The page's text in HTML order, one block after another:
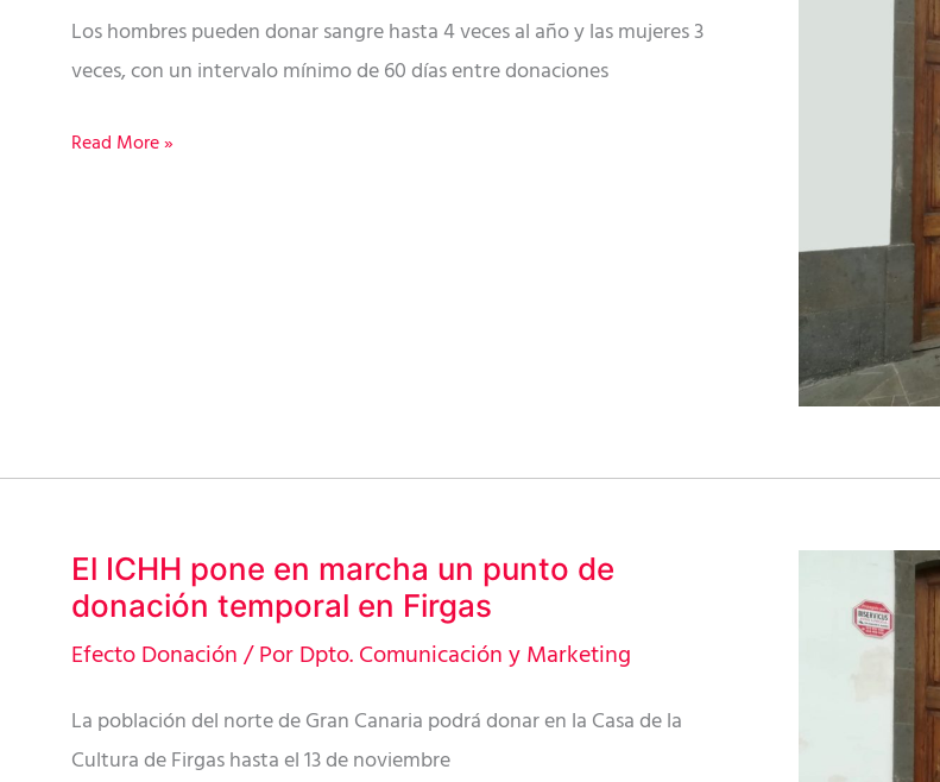
Los hombres pueden donar sangre hasta 4 veces al año y las mujeres 3
veces, con un intervalo mínimo de 60 días entre donaciones
marcha
un
de
Read More »
El ICHH pone en marcha un punto de
donación temporal en Firgas
Efecto Donación/ PorDpto. Comunicación y Marketing
La población del norte de Gran Canaria podrá donar en la Casa de la
Cultura de Firgas hasta el 13 de noviembre
El
ICHH
pone
marcha
un